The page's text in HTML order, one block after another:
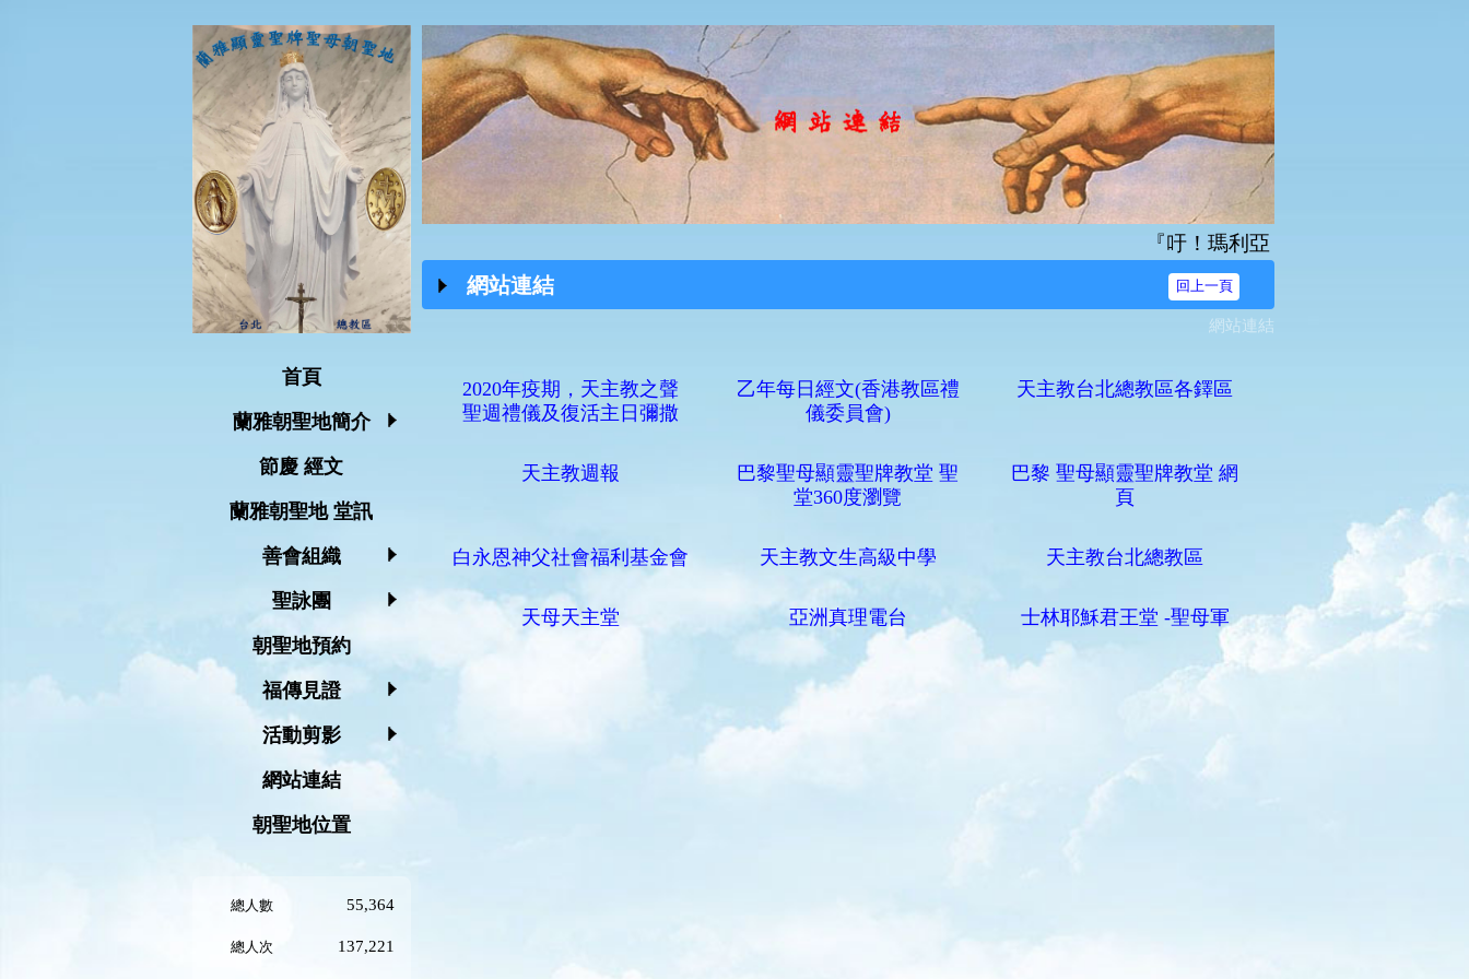
首頁
蘭雅朝聖地簡介
節慶 經文
蘭雅朝聖地 堂訊
善會組織
聖詠團
朝聖地預約
福傳見證
活動剪影
網站連結
朝聖地位置
總人數 55,364
總人次 137,221
『吁！瑪利亞，無染原罪之始胎，
網站連結
回上一頁
網站連結
2020年疫期，天主教之聲
聖週禮儀及復活主日彌撒
乙年每日經文(香港教區禮
儀委員會)
天主教台北總教區各鐸區
天主教週報
巴黎聖母顯靈聖牌教堂 聖
堂360度瀏覽
巴黎 聖母顯靈聖牌教堂 網
頁
白永恩神父社會福利基金會 天主教文生高級中學 天主教台北總教區
天母天主堂 亞洲真理電台 士林耶穌君王堂 -聖母軍